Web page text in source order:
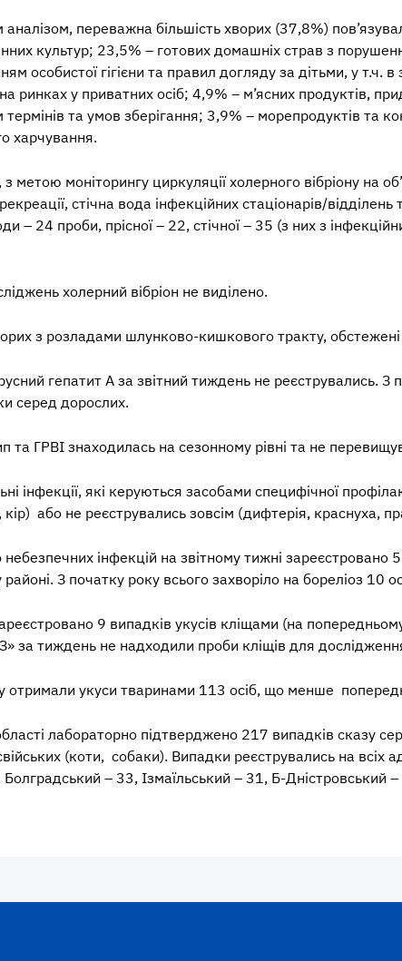
переважна більшість хворих (37,8%)
культур; 23,5% – готових домашніх страв з
особистої гігієни та правил догляду за дітьми, у
ринках у приватних осіб; 4,9% – м’ясних продуктів,
та умов зберігання; 3,9% – морепродуктів та
харчування.
метою моніторингу циркуляціїхолерного вібріону на
стічна вода інфекційних стаціонарів/
– 24 проби, прісної – 22, стічної – 35 (з них з
холерний вібріон не виділено.
з розладами шлунково-кишкового тракту,
гепатит А за звітний тиждень не реєструвались.
серед дорослих.
та ГРВІ знаходилась на сезонному рівні та не
інфекції, які керуються засобами специфічної
або не реєструвались зовсім (дифтерія, краснуха,
інфекцій на звітному тижні зареєстровано
З початку року всього захворіло на бореліоз 10
9 випадків укусів кліщами (на
за тиждень не надходили проби кліщів для
отримали укуси тваринами 113 осіб, що менше
лабораторно підтверджено 217 випадків сказу
(коти, собаки). Випадки реєструвались на всіх
– 33, Ізмаїльський – 31, Б-Дністровський